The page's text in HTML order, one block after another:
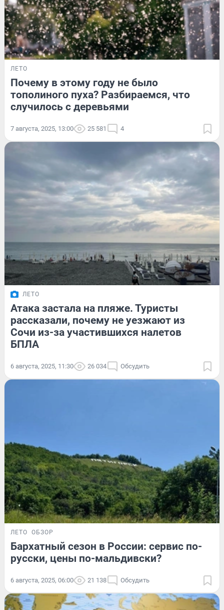
ЛЕТО
Почему в этому году не было
тополиного пуха? Разбираемся, что
случилось с деревьями
7 августа, 2025, 13:00 25 581 4
ЛЕТО
Атака застала на пляже. Туристы
рассказали, почему не уезжают из
Сочи из-за участившихся налетов
БПЛА
6 августа, 2025, 11:30 26 034 Обсудить
ЛЕТО ОБЗОР
Бархатный сезон в России: сервис по-
русски, цены по-мальдивски?
6 августа, 2025, 06:00 21 138 Обсудить